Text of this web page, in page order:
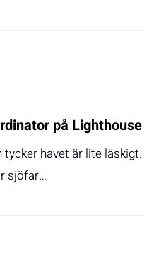
på Lighthouse
havet är lite läskigt.
sjöfar…